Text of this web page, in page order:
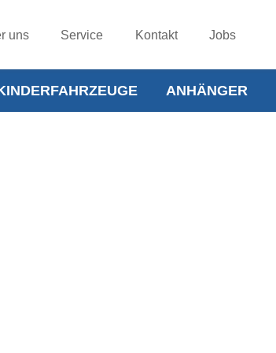
uns Service Kontakt Jobs
ANHÄNGER